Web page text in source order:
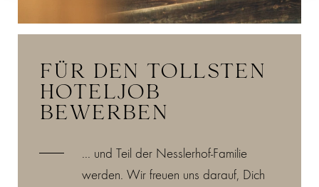
FÜR DEN TOLLSTEN
HOTELJOB
BEWERBEN
... und Teil der Nesslerhof-Familie
werden. Wir freuen uns darauf, Dich